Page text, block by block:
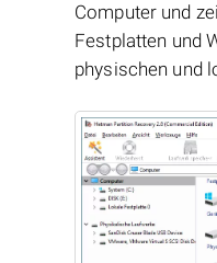
Computer und
Festplatten und
physischen und